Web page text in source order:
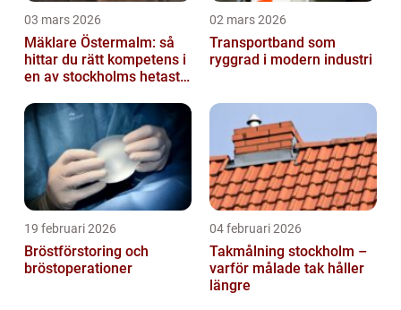
03 mars 2026
Mäklare Östermalm: så
hittar du rätt kompetens i
en av stockholms hetaste
02 mars 2026
Transportband som
ryggrad i modern industri
19 februari 2026
Bröstförstoring och
bröstoperationer
04 februari 2026
Takmålning stockholm –
varför målade tak håller
längre